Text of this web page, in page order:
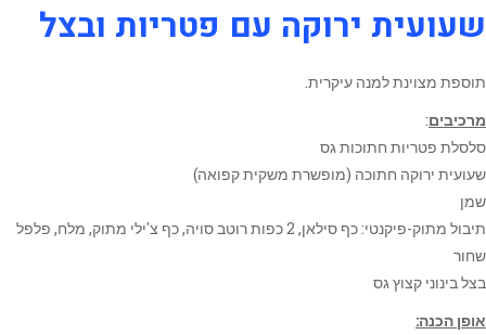
שעועית ירוקה עם פטריות ובצל
תוספת מצוינת למנה עיקרית.
מרכיבים:
סלסלת פטריות חתוכות גס
שעועית ירוקה חתוכה (מופשרת משקית קפואה)
שמן
תיבול מתוק-פיקנטי: כף סילאן, 2 כפות רוטב סויה, כף צ'ילי מתוק, מלח, פלפל
שחור
בצל בינוני קצוץ גס
אופן הכנה: